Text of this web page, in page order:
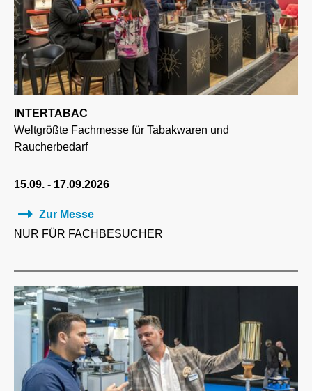
INTERTABAC
Weltgrößte Fachmesse für Tabakwaren und
Raucherbedarf
15.09. - 17.09.2026
Zur Messe
NUR FÜR FACHBESUCHER